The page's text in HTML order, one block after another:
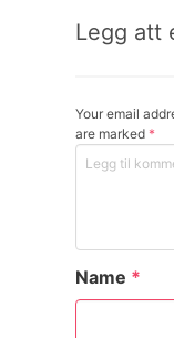
Legg att
Your email
are marked *
Name *